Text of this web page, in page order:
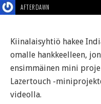
AFTERDAWN
Kiinalaisyhtiö hakee
omalle hankkeelleen,
ensimmäinen mini
Lazertouch -
videolla.